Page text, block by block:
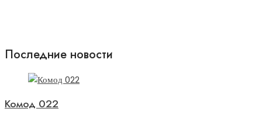
Последние новости
Комод 022